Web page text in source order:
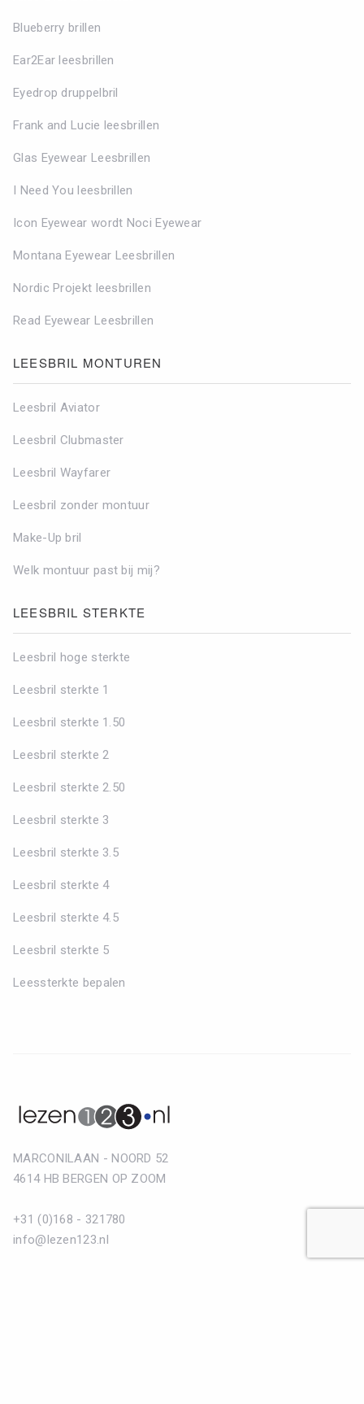
Blueberry brillen
Ear2Ear leesbrillen
Eyedrop druppelbril
Frank and Lucie leesbrillen
Glas Eyewear Leesbrillen
I Need You leesbrillen
Icon Eyewear wordt Noci Eyewear
Montana Eyewear Leesbrillen
Nordic Projekt leesbrillen
Read Eyewear Leesbrillen
LEESBRIL MONTUREN
Leesbril Aviator
Leesbril Clubmaster
Leesbril Wayfarer
Leesbril zonder montuur
Make-Up bril
Welk montuur past bij mij?
LEESBRIL STERKTE
Leesbril hoge sterkte
Leesbril sterkte 1
Leesbril sterkte 1.50
Leesbril sterkte 2
Leesbril sterkte 2.50
Leesbril sterkte 3
Leesbril sterkte 3.5
Leesbril sterkte 4
Leesbril sterkte 4.5
Leesbril sterkte 5
Leessterkte bepalen
MARCONILAAN - NOORD 52
4614 HB BERGEN OP ZOOM
+31 (0)168 - 321780
info@lezen123.nl